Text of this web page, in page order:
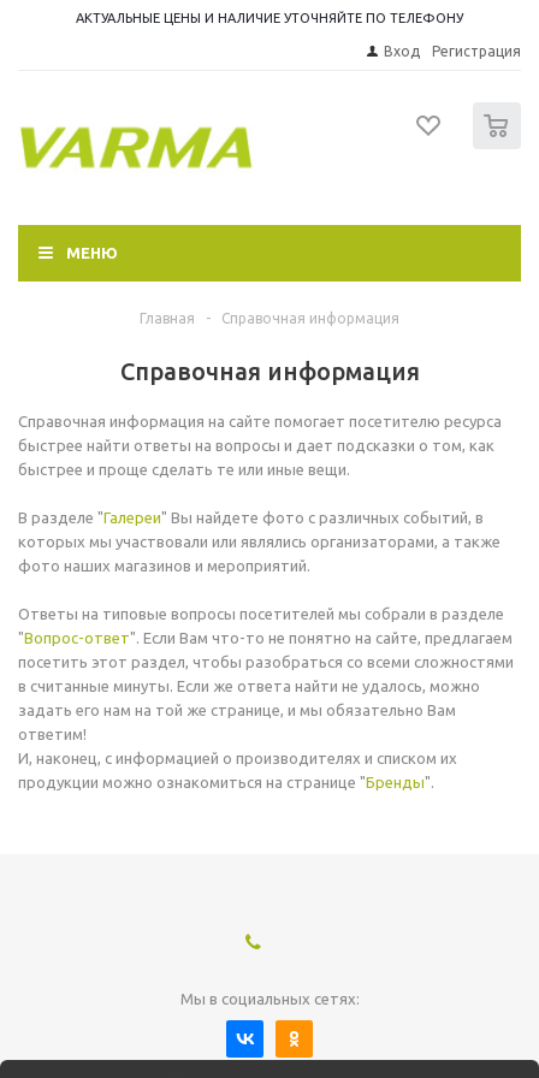
АКТУАЛЬНЫЕ ЦЕНЫ И НАЛИЧИЕ УТОЧНЯЙТЕ ПО ТЕЛЕФОНУ
Вход Регистрация
МЕНЮ
Главная - Справочная информация
Справочная информация
Справочная информация на сайте помогает посетителю ресурса
быстрее найти ответы на вопросы и дает подсказки о том, как
быстрее и проще сделать те или иные вещи.
В разделе "Галереи" Вы найдете фото с различных событий, в
которых мы участвовали или являлись организаторами, а также
фото наших магазинов и мероприятий.
Ответы на типовые вопросы посетителей мы собрали в разделе
"Вопрос-ответ". Если Вам что-то не понятно на сайте, предлагаем
посетить этот раздел, чтобы разобраться со всеми сложностями
в считанные минуты. Если же ответа найти не удалось, можно
задать его нам на той же странице, и мы обязательно Вам
ответим!
И, наконец, с информацией о производителях и списком их
продукции можно ознакомиться на странице "Бренды".
Мы в социальных сетях: